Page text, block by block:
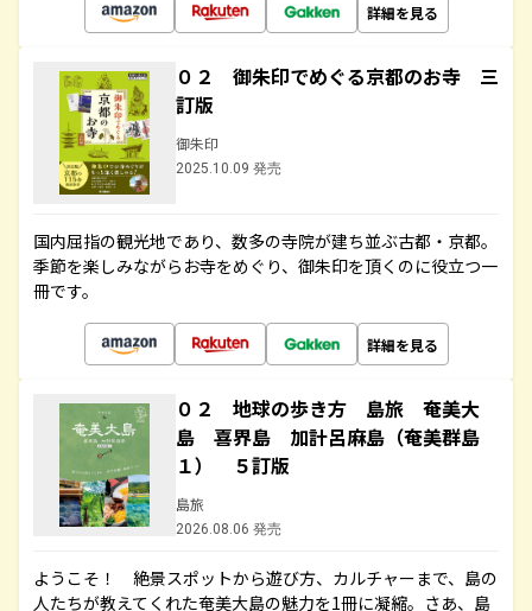
詳細を見る
０２ 御朱印でめぐる京都のお寺 三
訂版
御朱印
2025.10.09 発売
国内屈指の観光地であり、数多の寺院が建ち並ぶ古都・京都。
季節を楽しみながらお寺をめぐり、御朱印を頂くのに役立つ一
冊です。
詳細を見る
０２ 地球の歩き方 島旅 奄美大
島 喜界島 加計呂麻島（奄美群島
１） ５訂版
島旅
2026.08.06 発売
ようこそ！ 絶景スポットから遊び方、カルチャーまで、島の
人たちが教えてくれた奄美大島の魅力を1冊に凝縮。さあ、島